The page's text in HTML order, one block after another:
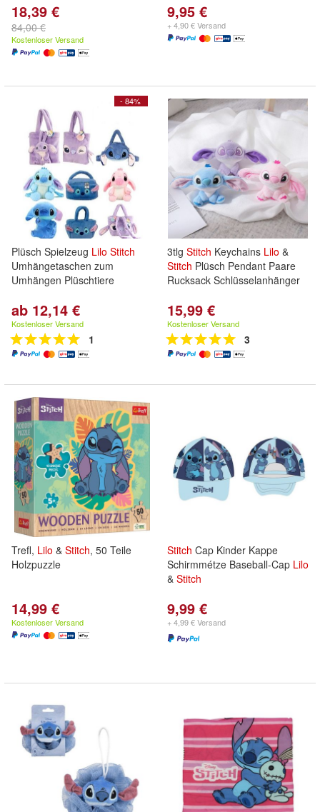
18,39 €
84,00 €
Kostenloser Versand
9,95 €
+ 4,90 € Versand
- 84%
Plüsch Spielzeug Lilo Stitch
Umhängetaschen zum
Umhängen Plüschtiere
ab 12,14 €
Kostenloser Versand
1
3tlg Stitch Keychains Lilo &
Stitch Plüsch Pendant Paare
Rucksack Schlüsselanhänger
15,99 €
Kostenloser Versand
3
Trefl, Lilo & Stitch, 50 Teile
Holzpuzzle
14,99 €
Kostenloser Versand
Stitch Cap Kinder Kappe
Schirmmétze Baseball-Cap Lilo
& Stitch
9,99 €
+ 4,99 € Versand